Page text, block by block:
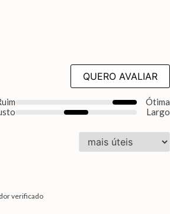
Ótima
Largo
QUERO AVALIAR
verificado